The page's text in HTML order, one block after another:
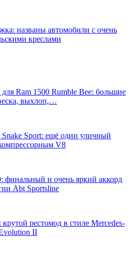
названы автомобили с очень
креслами
Ram 1500 Rumble Bee: большие
выхлоп,…
Snake Sport: ещё один уличный
V8
финальный и очень яркий аккорд
Abt Sportsline
рестомод в стиле Mercedes-
II